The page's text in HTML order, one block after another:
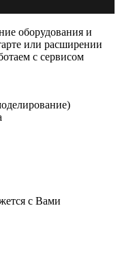
оборудования и
или расширении
с сервисом
с Вами